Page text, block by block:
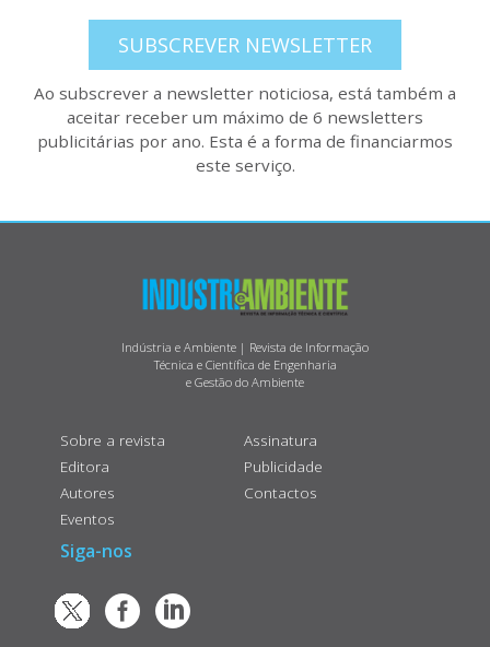
SUBSCREVER NEWSLETTER
Ao subscrever a newsletter noticiosa, está também a
aceitar receber um máximo de 6 newsletters
publicitárias por ano. Esta é a forma de financiarmos
este serviço.
Indústria e Ambiente | Revista de Informação
Técnica e Científica de Engenharia
e Gestão do Ambiente
Sobre a revista
Editora
Autores
Eventos
Assinatura
Publicidade
Contactos
Siga-nos